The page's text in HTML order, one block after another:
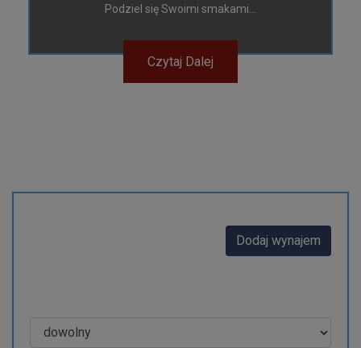
Podziel się Swoimi smakami...
Czytaj Dalej
Dodaj wynajem